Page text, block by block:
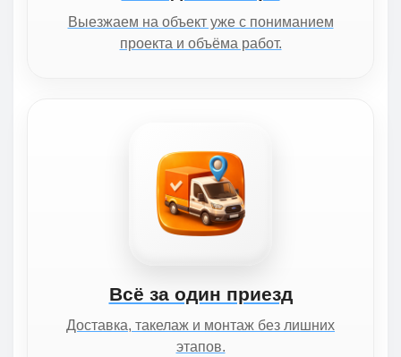
Выезжаем на объект уже с пониманием
проекта и объёма работ.
Всё за один приезд
Доставка, такелаж и монтаж без лишних
этапов.